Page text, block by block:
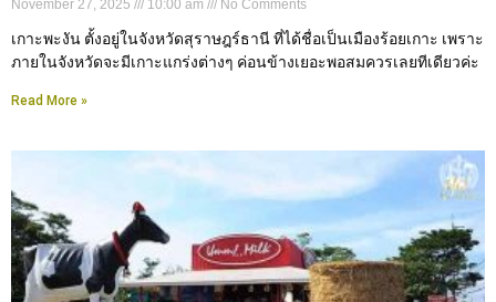
November 27, 2025 10:00 am No Comments
เกาะพะงัน ตั้งอยู่ในจังหวัดสุราษฎร์ธานี ที่ได้ชื่อเป็นเมืองร้อยเกาะ เพราะ
ภายในจังหวัดจะมีเกาะแกร่งต่างๆ ค่อนข้างเยอะพอสมควรเลยทีเดียวค่ะ
Read More »